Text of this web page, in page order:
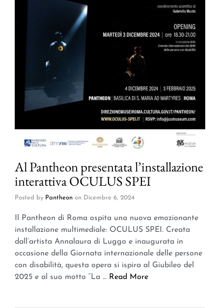
Al Pantheon presentata l’installazione
interattiva OCULUS SPEI
Posted by Pantheon on Dicembre 6, 2024
Il Pantheon di Roma ospita una nuova emozionante
installazione multimediale: OCULUS SPEI. Creata
dall’artista Annalaura di Luggo e inaugurata in
occasione della Giornata internazionale delle persone
con disabilità, questa opera si ispira al Giubileo del
2025 e al suo motto “La … Read More